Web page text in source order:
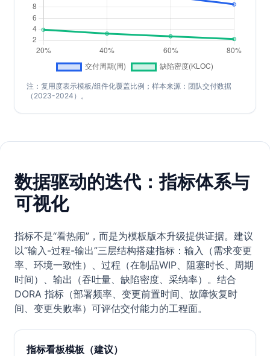
注：复用度表示模板/组件化覆盖比例；样本来源：团队交付数据
（2023-2024）。
数据驱动的迭代：指标体系与
可视化
指标不是“看热闹”，而是为模板版本升级提供证据。建议
以“输入-过程-输出”三层结构搭建指标：输入（需求变更
率、环境一致性）、过程（在制品WIP、阻塞时长、周期
时间）、输出（吞吐量、缺陷密度、采纳率）。结合
DORA 指标（部署频率、变更前置时间、故障恢复时
间、变更失败率）可评估交付能力的工程面。
指标看板模板（建议）